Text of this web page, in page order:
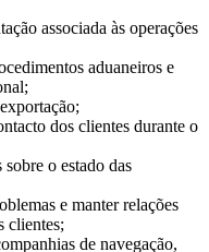
associada às operações
aduaneiros e
dos clientes durante o
o estado das
e manter relações
clientes;
de navegação,